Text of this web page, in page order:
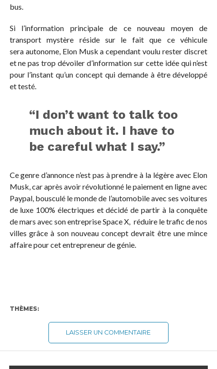
bus.
Si l’information principale de ce nouveau moyen de
transport mystère réside sur le fait que ce véhicule
sera autonome, Elon Musk a cependant voulu rester discret
et ne pas trop dévoiler d’information sur cette idée qui n’est
pour l’instant qu’un concept qui demande à être développé
et testé.
“I don’t want to talk too
much about it. I have to
be careful what I say.”
Ce genre d’annonce n’est pas à prendre à la légère avec Elon
Musk, car après avoir révolutionné le paiement en ligne avec
Paypal, bousculé le monde de l’automobile avec ses voitures
de luxe 100% électriques et décidé de partir à la conquête
de mars avec son entreprise Space X, réduire le trafic de nos
villes grâce à son nouveau concept devrait être une mince
affaire pour cet entrepreneur de génie.
THÈMES:
LAISSER UN COMMENTAIRE